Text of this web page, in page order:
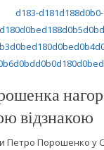
відзнакою
Петро Порошенко